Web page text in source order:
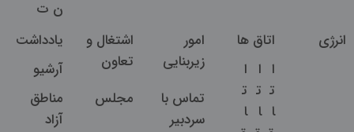
ن ت
انرژی
اتاق ها
ا
ت
ا
ا
ت
ا
ا
ت
ا
امور
زیربنایی
اشتغال و
تعاون
یادداشت
آرشیو
تماس با
سردبیر
مجلس
مناطق
آزاد